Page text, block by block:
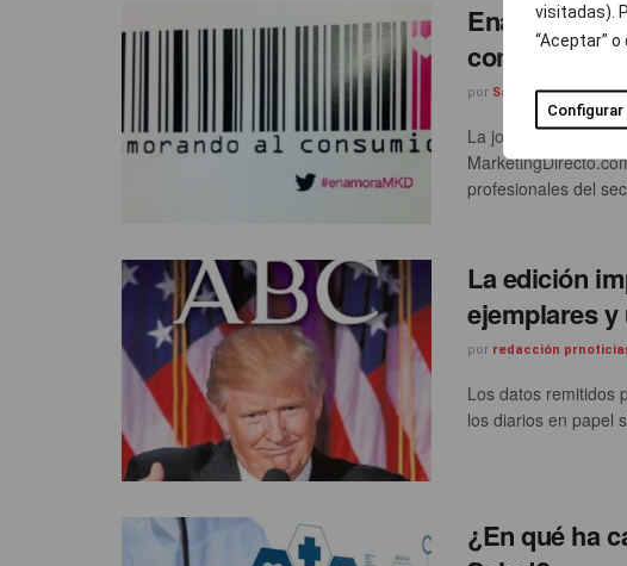
visitadas).
“Aceptar”
Configurar
Enamorar al
por Sandra Trujillo
La jornada de
profesionales del
La edición
ejemplares y
por redacción
Los datos remitidos
los diarios en papel
¿En qué ha